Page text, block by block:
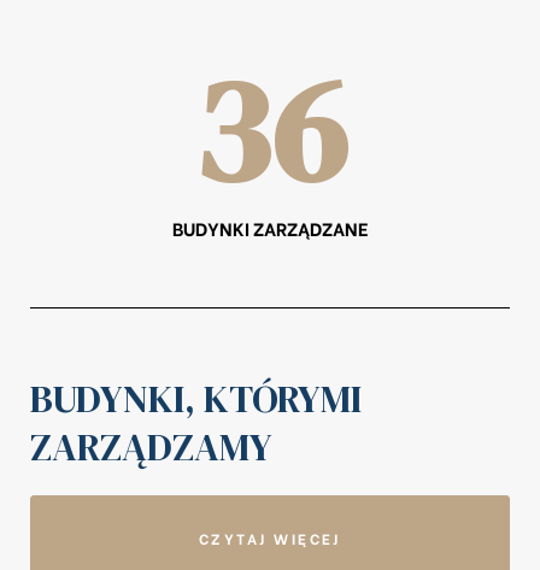
36
BUDYNKI ZARZĄDZANE
BUDYNKI, KTÓRYMI
ZARZĄDZAMY
CZYTAJ WIĘCEJ